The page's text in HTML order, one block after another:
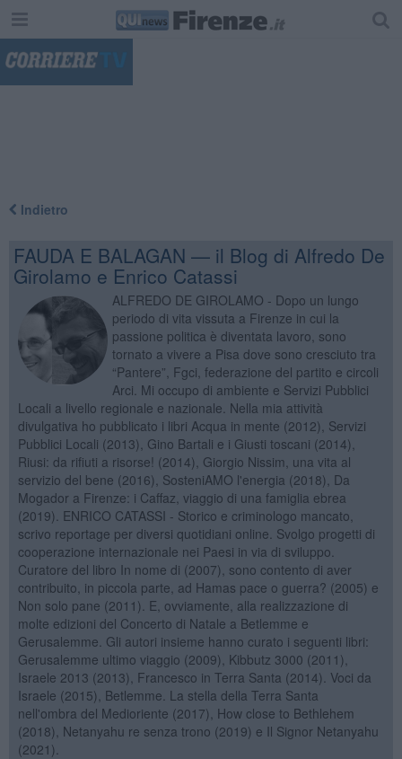
Indietro
FAUDA E BALAGAN — il Blog di Alfredo De
Girolamo e Enrico Catassi
ALFREDO DE GIROLAMO - Dopo un lungo
periodo di vita vissuta a Firenze in cui la
passione politica è diventata lavoro, sono
tornato a vivere a Pisa dove sono cresciuto tra
“Pantere”, Fgci, federazione del partito e circoli
Arci. Mi occupo di ambiente e Servizi Pubblici
Locali a livello regionale e nazionale. Nella mia attività
divulgativa ho pubblicato i libri Acqua in mente (2012), Servizi
Pubblici Locali (2013), Gino Bartali e i Giusti toscani (2014),
Riusi: da rifiuti a risorse! (2014), Giorgio Nissim, una vita al
servizio del bene (2016), SosteniAMO l'energia (2018), Da
Mogador a Firenze: i Caffaz, viaggio di una famiglia ebrea
(2019). ENRICO CATASSI - Storico e criminologo mancato,
scrivo reportage per diversi quotidiani online. Svolgo progetti di
cooperazione internazionale nei Paesi in via di sviluppo.
Curatore del libro In nome di (2007), sono contento di aver
contribuito, in piccola parte, ad Hamas pace o guerra? (2005) e
Non solo pane (2011). E, ovviamente, alla realizzazione di
molte edizioni del Concerto di Natale a Betlemme e
Gerusalemme. Gli autori insieme hanno curato i seguenti libri:
Gerusalemme ultimo viaggio (2009), Kibbutz 3000 (2011),
Israele 2013 (2013), Francesco in Terra Santa (2014). Voci da
Israele (2015), Betlemme. La stella della Terra Santa
nell'ombra del Medioriente (2017), How close to Bethlehem
(2018), Netanyahu re senza trono (2019) e Il Signor Netanyahu
(2021).